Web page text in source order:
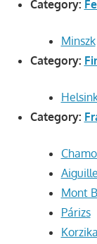
Category:
Minszk
Category:
Category:
Mont
Párizs